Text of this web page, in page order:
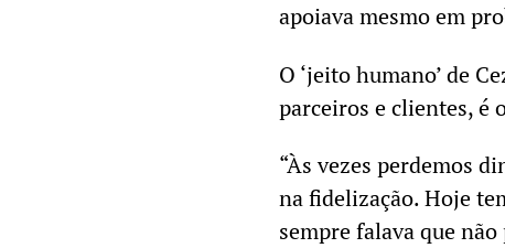
apoiava mesmo em
O ‘jeito humano’ de
parceiros e clientes, é
“Às vezes perdemos
na fidelização. Hoje
sempre falava que